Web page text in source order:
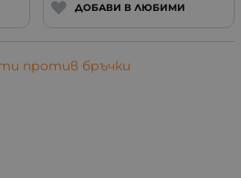
ДОБАВИ В ЛЮБИМИ
против бръчки